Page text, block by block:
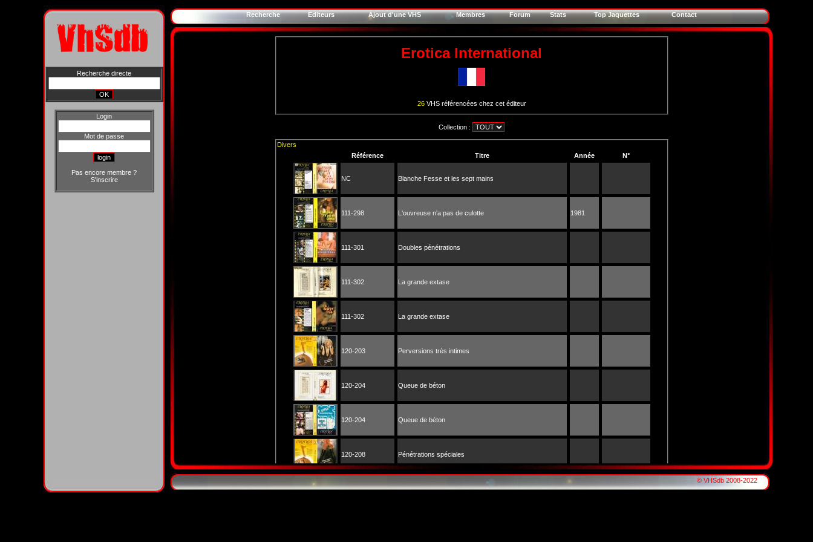
Recherche directe
Login
Mot de passe
Pas encore membre ?
S'inscrire
Recherche Editeurs Ajout d'une VHS Membres Forum Stats Top Jaquettes Contact
Erotica International
26VHS référencées chez cet éditeur
Collection :
Divers
Référence
Titre Année N°
NC Blanche Fesse et les sept mains
111-298 L'ouvreuse n'a pas de culotte 1981
111-301 Doubles pénétrations
111-302 La grande extase
111-302 La grande extase
120-203 Perversions très intimes
120-204 Queue de béton
120-204 Queue de béton
120-208 Pénétrations spéciales
121-410 L'un dans l'autre on tient le bon bout
© VHSdb 2008-2022